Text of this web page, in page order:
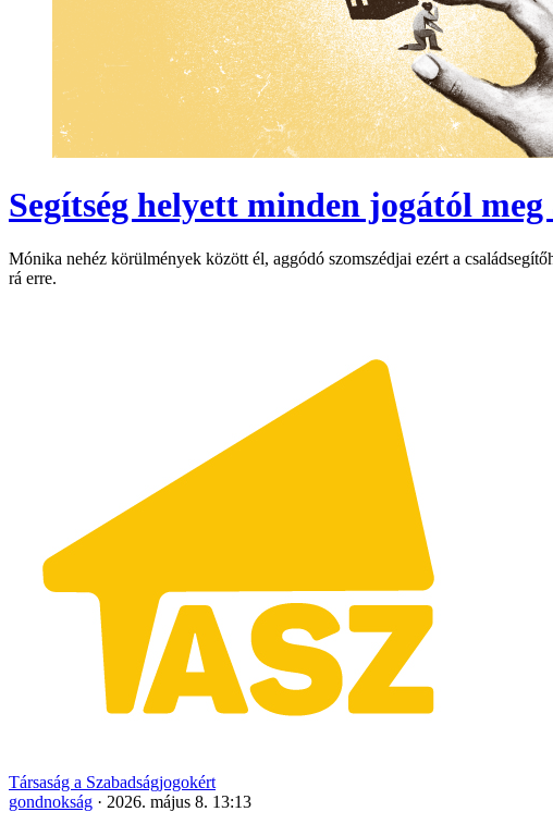
Segítség helyett minden jogától
Mónika nehéz körülmények között él, aggódó szomszédjai ezért a
rá erre.
Társaság a Szabadságjogokért
gondnokság · 2026. május 8. 13:13